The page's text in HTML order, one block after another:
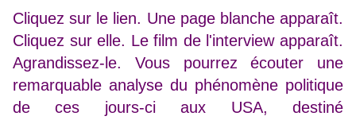
Cliquez sur le lien. Une page blanche apparaît.
Cliquez sur elle. Le film de l'interview apparaît.
Agrandissez-le. Vous pourrez écouter une
remarquable analyse du phénomène politique
de ces jours-ci aux USA, destiné